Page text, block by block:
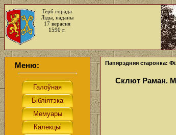
Герб горада
Ліды, наданы
17 верасня
1590 г.
Меню: Папярэдняя старонка:
Склют Раман.